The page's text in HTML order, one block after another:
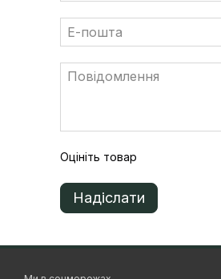
Макс. змінний струм на виході, (А)
Номінальна напруга, (В)
(Гц)
Вихідний струм THD
Кількість фаз
Інші характеристики
Макс. ККД, (%)
Оцініть товар
Надіслати